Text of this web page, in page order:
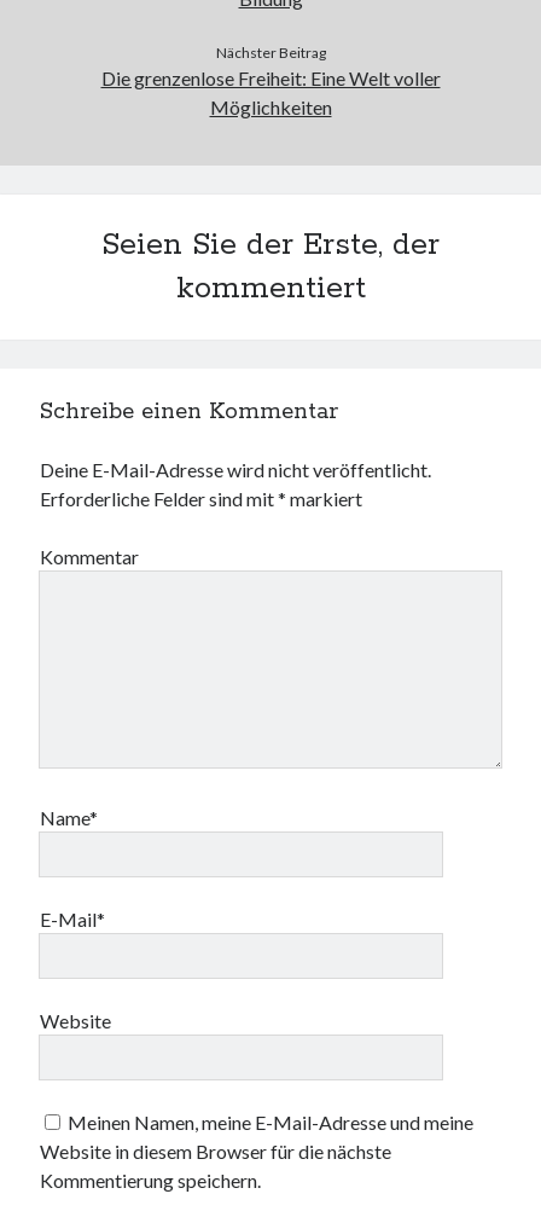
Nächster Beitrag
Die grenzenlose Freiheit: Eine Welt voller
Möglichkeiten
Seien Sie der Erste, der
kommentiert
Schreibe einen Kommentar
Deine E-Mail-Adresse wird nicht veröffentlicht.
Erforderliche Felder sind mit* markiert
Kommentar
Name*
E-Mail*
Website
Meinen Namen, meine E-Mail-Adresse und meine
Website in diesem Browser für die nächste
Kommentierung speichern.